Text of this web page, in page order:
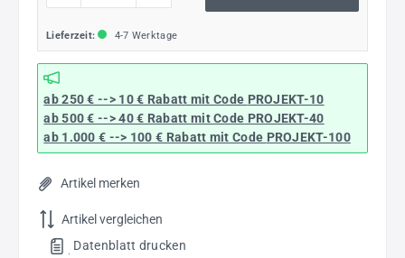
Lieferzeit: 4-7 Werktage
ab 250 € --> 10 € Rabatt mit Code PROJEKT-10
ab 500 € --> 40 € Rabatt mit Code PROJEKT-40
ab 1.000 € --> 100 € Rabatt mit Code PROJEKT-100
Artikel merken
Artikel vergleichen
. Datenblatt drucken